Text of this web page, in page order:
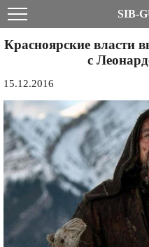
SIB-
Красноярские власти
с
15.12.2016